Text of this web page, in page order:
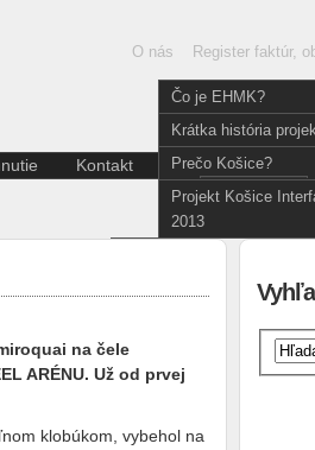
O nás
Čo je EHMK?
Krátka história
Prečo Košice?
Projekt Košice
2013
Register faktúr,
umenie
Kontakt
English
na čele
ARÉNU. Už od prvej
klobúkom, vybehol na